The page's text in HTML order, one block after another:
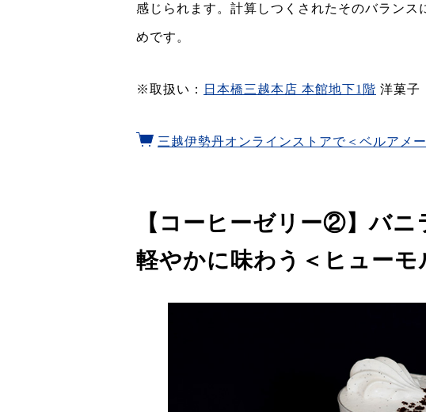
感じられます。計算しつくされたそのバラン
めです。
※取扱い： 日本橋三越本店 本館地下1階 洋菓子
三越伊勢丹オンラインストアで＜ベルアメ
【コーヒーゼリー②】バ
軽やかに味わう＜ヒューモ